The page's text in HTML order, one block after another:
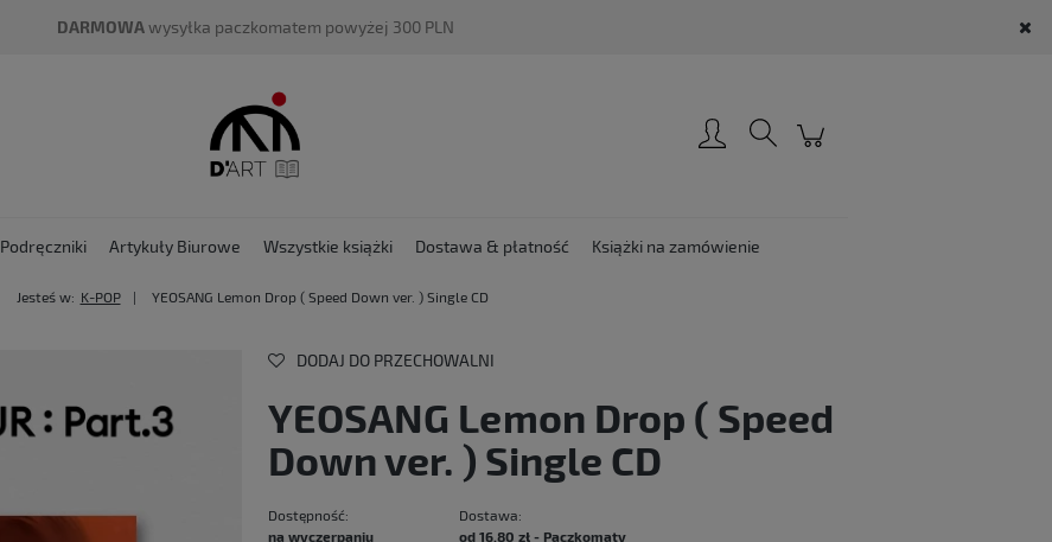
DARMOWAwysyłka paczkomatem powyżej 300 PLN
Podręczniki Artykuły Biurowe Wszystkie książki Dostawa & płatność Książki na zamówienie
Jesteś w: K-POP YEOSANG Lemon Drop ( Speed Down ver. ) Single CD
DODAJ DO PRZECHOWALNI
YEOSANG Lemon Drop ( Speed
Down ver. ) Single CD
Dostępność:
na wyczerpaniu
Dostawa:
od 16,80 zł - Paczkomaty